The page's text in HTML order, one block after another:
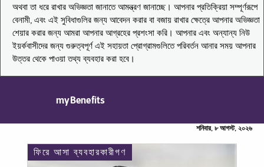
অথবা তা ধরে রাখার অভিজ্ঞতা জানাতে আমন্ত্রণ জানাচ্ছে। আপনার প্রতিক্রিয়া সম্পূর্ণরূপে
বেনামী, এবং এই সুবিধাগুলির জন্য আবেদন করার বা বজায় রাখার ক্ষেত্রে আপনার অভিজ্ঞতা
শেয়ার করার জন্য আমরা আপনার আগ্রহের প্রশংসা করি। আপনার এবং অন্যান্য নিউ
ইয়র্কবাসীদের জন্য গুরুত্বপূর্ণ এই সহায়তা প্রোগ্রামগুলিতে পরিবর্তন আনার সময় আপনার
উত্তর থেকে পাওয়া তথ্য ব্যবহার করা হবে।
myBenefits
শনিবার, ৮ আগস্ট, ২০২৬
ফিরে আসা ব্যবহারকারীগণ